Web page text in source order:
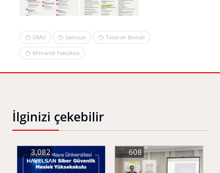
OMU Samsun Tasarım Bienali
Mimarlık Fakültesi
İlginizi çekebilir
3,082 608